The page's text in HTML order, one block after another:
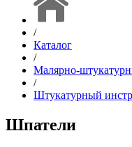
/
Каталог
/
Малярно-
/
Штукатурный
Шпатели